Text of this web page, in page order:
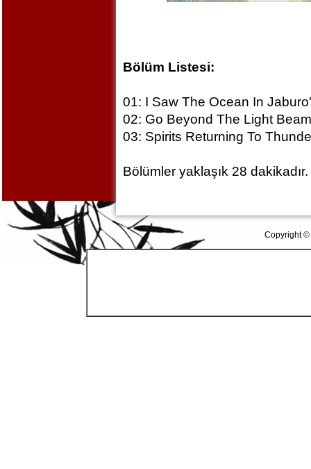
Bölüm Listesi:
01: I Saw The Ocean In
02: Go Beyond The Light
03: Spirits Returning To
Bölümler yaklaşık 28 dakikadır.
Copyright ©